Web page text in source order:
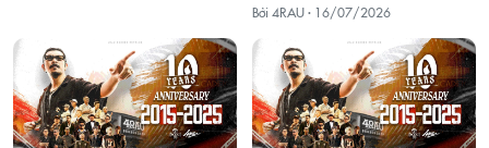
Bởi 4RAU · 16/07/2026